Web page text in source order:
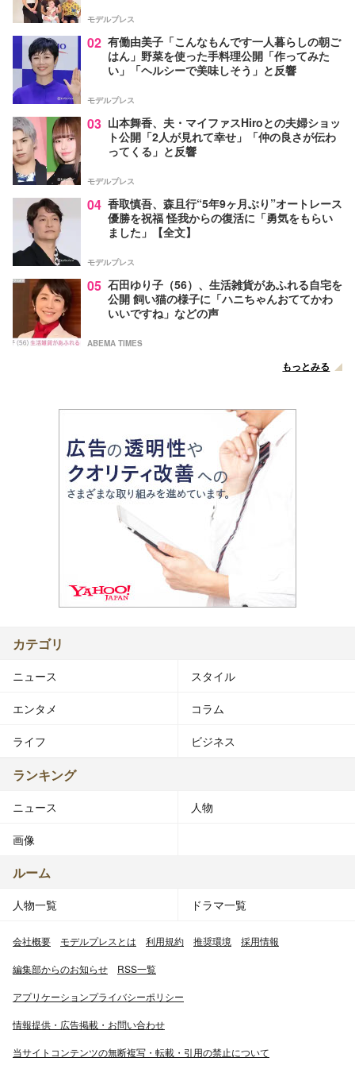
モデルプレス
02 有働由美子「こんなもんです一人暮らしの朝ご
はん」野菜を使った手料理公開「作ってみた
い」「ヘルシーで美味しそう」と反響
モデルプレス
03 山本舞香、夫・マイファスHiroとの夫婦ショッ
ト公開「2人が見れて幸せ」「仲の良さが伝わ
ってくる」と反響
モデルプレス
04 香取慎吾、森且行“5年9ヶ月ぶり”オートレース
優勝を祝福 怪我からの復活に「勇気をもらい
ました」【全文】
モデルプレス
05 石田ゆり子（56）、生活雑貨があふれる自宅を
公開 飼い猫の様子に「ハニちゃんおててかわ
いいですね」などの声
ABEMA TIMES
もっとみる
カテゴリ
ニュース スタイル
エンタメ コラム
ライフ ビジネス
ランキング
ニュース 人物
画像
ルーム
人物一覧 ドラマ一覧
会社概要 モデルプレスとは 利用規約 推奨環境 採用情報
編集部からのお知らせ RSS一覧
アプリケーションプライバシーポリシー
情報提供・広告掲載・お問い合わせ
当サイトコンテンツの無断複写・転載・引用の禁止について